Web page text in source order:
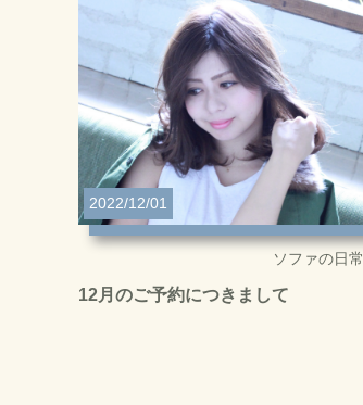
2022/12/01
ソファの日常
12月のご予約につきまして